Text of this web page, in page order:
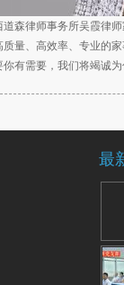
道森律师事务所吴霞律
质量、高效率、专业的
你有需要，我们将竭诚
最